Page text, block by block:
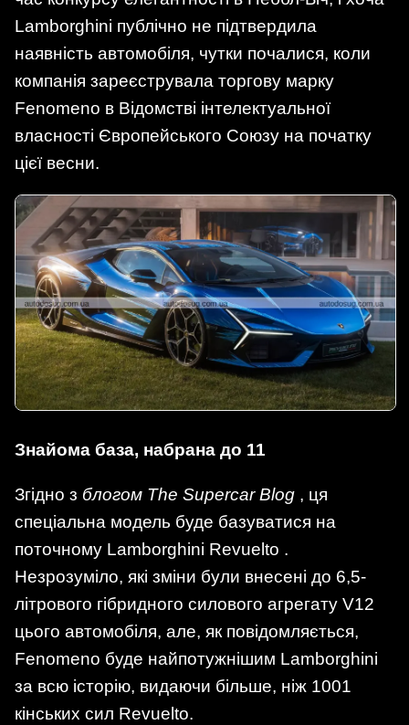
Lamborghini публічно не підтвердила
наявність автомобіля, чутки почалися, коли
компанія зареєструвала торгову марку
Fenomeno в Відомстві інтелектуальної
власності Європейського Союзу на початку
цієї весни.
Знайома база, набрана до 11
Згідно з блогом The Supercar Blog , ця
спеціальна модель буде базуватися на
поточному Lamborghini Revuelto .
Незрозуміло, які зміни були внесені до 6,5-
літрового гібридного силового агрегату V12
цього автомобіля, але, як повідомляється,
Fenomeno буде найпотужнішим Lamborghini
за всю історію, видаючи більше, ніж 1001
кінських сил Revuelto.